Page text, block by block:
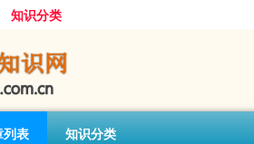
知识分类
列表 知识分类